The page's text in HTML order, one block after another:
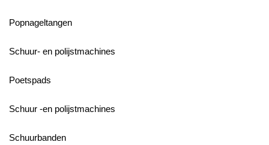
Popnageltangen
Schuur- en polijstmachines
Poetspads
Schuur -en polijstmachines
Schuurbanden